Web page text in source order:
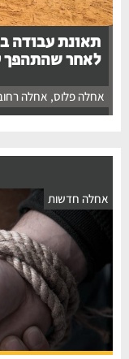
תאונת עבודה
לאחר שהתהפך עם
אחלה פלוס ,אחלה רחובות
חדשות